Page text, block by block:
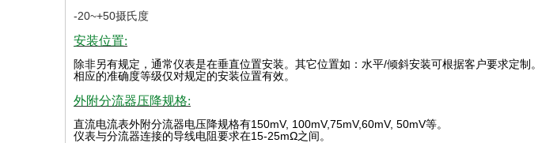
-20~+50摄氏度
安装位置:
除非另有规定，通常仪表是在垂直位置安装。其它位置如：水平/倾斜安装可根据客户要求定制。
相应的准确度等级仅对规定的安装位置有效。
外附分流器压降规格:
直流电流表外附分流器电压降规格有150mV, 100mV,75mV,60mV, 50mV等。
仪表与分流器连接的导线电阻要求在15-25mΩ之间。